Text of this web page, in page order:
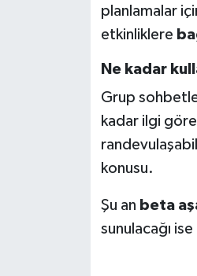
planlamalar
etkinliklere
Ne kadar
Grup
kadar ilgi
konusu.
Şu an beta
sunulacağı